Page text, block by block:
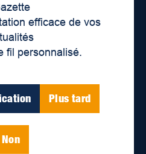
efficace de vos
fil personnalisé.
Plus tard
Non